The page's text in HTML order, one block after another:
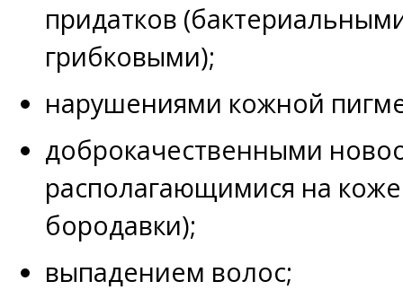
придатков
грибковыми);
нарушениями кожной
доброкачественными
располагающимися на
бородавки);
выпадением волос;